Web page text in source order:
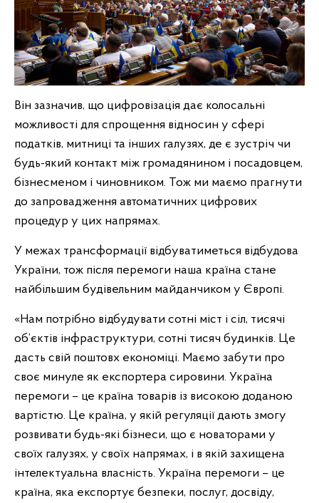
Він зазначив, що цифровізація дає колосальні
можливості для спрощення відносин у сфері
податків, митниці та інших галузях, де є зустріч чи
будь-який контакт між громадянином і посадовцем,
бізнесменом і чиновником. Тож ми маємо прагнути
до запровадження автоматичних цифрових
процедур у цих напрямах.
У межах трансформації відбуватиметься відбудова
України, тож після перемоги наша країна стане
найбільшим будівельним майданчиком у Європі.
«Нам потрібно відбудувати сотні міст і сіл, тисячі
об’єктів інфраструктури, сотні тисяч будинків. Це
дасть свій поштовх економіці. Маємо забути про
своє минуле як експортера сировини. Україна
перемоги – це країна товарів із високою доданою
вартістю. Це країна, у якій регуляції дають змогу
розвивати будь-які бізнеси, що є новаторами у
своїх галузях, у своїх напрямах, і в якій захищена
інтелектуальна власність. Україна перемоги – це
країна, яка експортує безпеки, послуг, досвіду,